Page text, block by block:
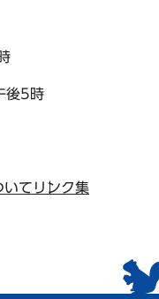
後5時
いて リンク集